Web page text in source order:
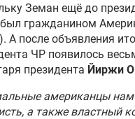
Земан ещё до
гражданином
А после объявления
ЧР появилось
президента Йиржи
американцы
а также властный